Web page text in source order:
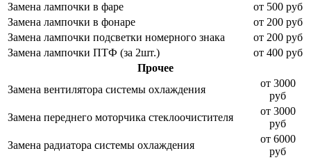
Замена лампочки в фаре
от 500 руб
Замена лампочки в фонаре
от 200 руб
Замена лампочки подсветки номерного знака
от 200 руб
Замена лампочки ПТФ (за 2шт.)
от 400 руб
Прочее
Замена вентилятора системы охлаждения
от 3000
руб
Замена переднего моторчика стеклоочистителя
от 3000
руб
Замена радиатора системы охлаждения
от 6000
руб